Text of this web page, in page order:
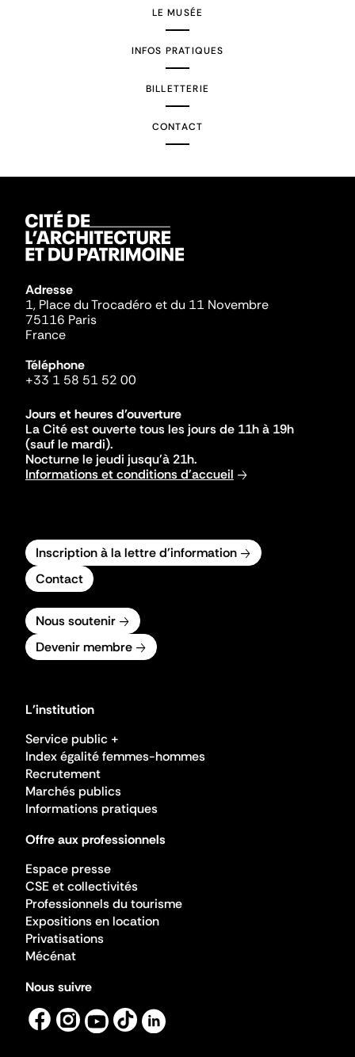
LE MUSÉE
INFOS PRATIQUES
BILLETTERIE
CONTACT
Adresse
1, Place du Trocadéro et du 11 Novembre
75116 Paris
France
Téléphone
+33 1 58 51 52 00
Jours et heures d'ouverture
La Cité est ouverte tous les jours de 11h à 19h
(sauf le mardi).
Nocturne le jeudi jusqu'à 21h.
Informations et conditions d'accueil
Inscription à la lettre d'information
Contact
Nous soutenir
Devenir membre
L'institution
Service public +
Index égalité femmes-hommes
Recrutement
Marchés publics
Informations pratiques
Offre aux professionnels
Espace presse
CSE et collectivités
Professionnels du tourisme
Expositions en location
Privatisations
Mécénat
Nous suivre